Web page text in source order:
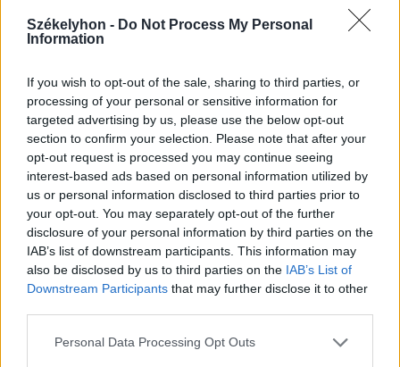
Székelyhon - Do Not Process My Personal
Information
If you wish to opt-out of the sale, sharing to third parties, or
processing of your personal or sensitive information for
targeted advertising by us, please use the below opt-out
section to confirm your selection. Please note that after your
opt-out request is processed you may continue seeing
interest-based ads based on personal information utilized by
us or personal information disclosed to third parties prior to
your opt-out. You may separately opt-out of the further
disclosure of your personal information by third parties on the
IAB’s list of downstream participants. This information may
also be disclosed by us to third parties on the IAB’s List of
Downstream Participants that may further disclose it to other
Personal Data Processing Opt Outs
Hasznos
Impresszum
Szerzői jogok
Adatvédelmi tájékoztató
Cookie-kezelési tájékoztató
Hozzászólási szabályzat
Nyomtatott lapjaink archívuma
Székely Hírmondó archívuma